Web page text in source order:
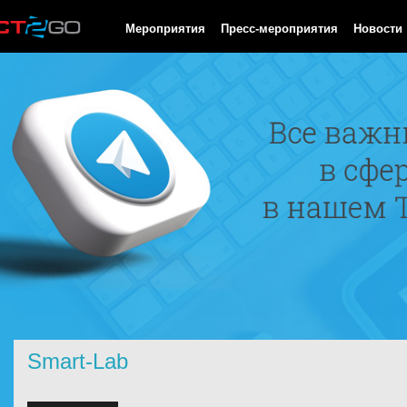
Мероприятия Пресс-мероприятия Новости
Smart-Lab